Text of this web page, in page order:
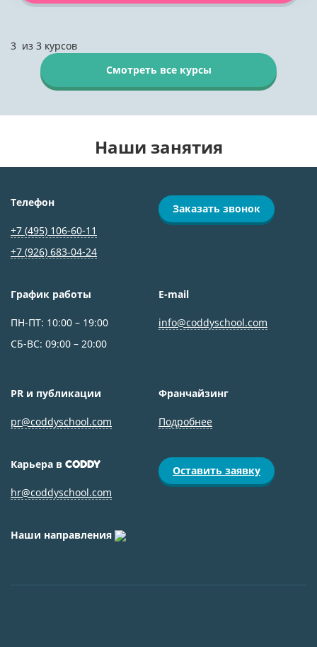
3 из 3 курсов
Смотреть все курсы
Наши занятия
Телефон
+7 (495) 106-60-11
+7 (926) 683‑04-24
Заказать звонок
График работы
ПН-ПТ: 10:00 – 19:00
СБ-ВС: 09:00 – 20:00
E-mail
info@coddyschool.com
PR и публикации
pr@coddyschool.com
Франчайзинг
Подробнее
Карьера в CODDY
hr@coddyschool.com
Оставить заявку
Наши направления